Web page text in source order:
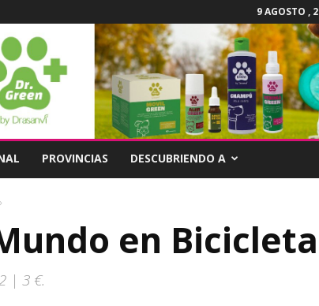
9 AGOSTO ,
PROVINCIAS DESCUBRIENDO A
en
| 3 €.